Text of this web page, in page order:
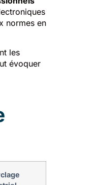
normes en
les
évoquer